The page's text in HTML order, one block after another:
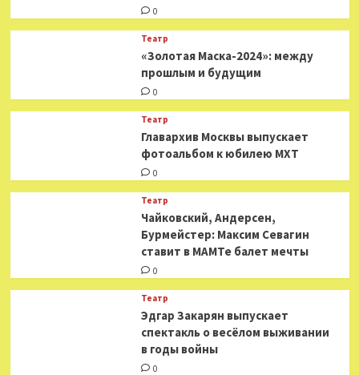
0
Театр
«Золотая Маска-2024»: между
прошлым и будущим
0
Театр
​​Главархив Москвы выпускает
фотоальбом к юбилею МХТ
0
Театр
​​Чайковский, Андерсен,
Бурмейстер: Максим Севагин
ставит в МАМТе балет мечты
0
Театр
Эдгар Закарян выпускает
спектакль о весёлом выживании
в годы войны
0